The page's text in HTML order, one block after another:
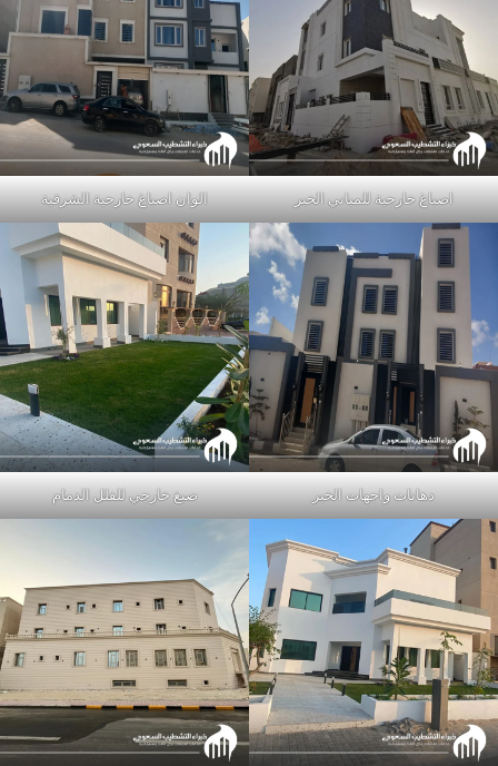
اصباغ خارجية للمباني الخبر الوان اصباغ خارجية الشرقية
دهانات واجهات الخبر صبغ خارجي للفلل الدمام